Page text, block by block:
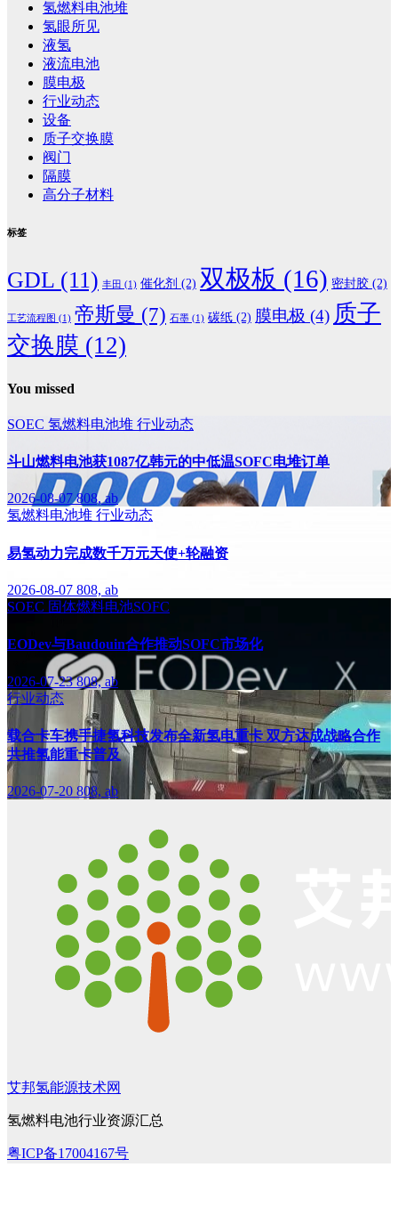
氢燃料电池堆
氢眼所见
液氢
液流电池
膜电极
行业动态
设备
质子交换膜
阀门
隔膜
高分子材料
标签
GDL (11) 丰田 (1) 催化剂 (2) 双极板 (16) 密封胶 (2)
工艺流程图 (1) 帝斯曼 (7) 石墨 (1) 碳纸 (2) 膜电极 (4) 质子
交换膜 (12)
You missed
SOEC 氢燃料电池堆 行业动态
斗山燃料电池获1087亿韩元的中低温SOFC电堆订单
2026-08-07808, ab
氢燃料电池堆 行业动态
易氢动力完成数千万元天使+轮融资
2026-08-07 808, ab
SOEC 固体燃料电池SOFC
EODev与Baudouin合作推动SOFC市场化
2026-07-23808, ab
行业动态
载合卡车携手捷氢科技发布全新氢电重卡 双方达成战略合作
共推氢能重卡普及
2026-07-20 808, ab
艾邦氢能源技术网
氢燃料电池行业资源汇总
粤ICP备17004167号